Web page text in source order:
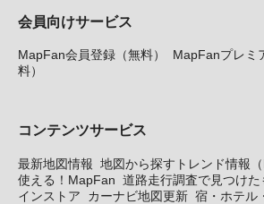
会員向けサービス
MapFan会員登録（無料）
MapFanプレミ
料）
コンテンツサービス
最新地図情報 地図から探すトレンド情報（
使える！MapFan 道路走行調査で見つけた
インストア
カーナビ地図更新 宿・ホテル